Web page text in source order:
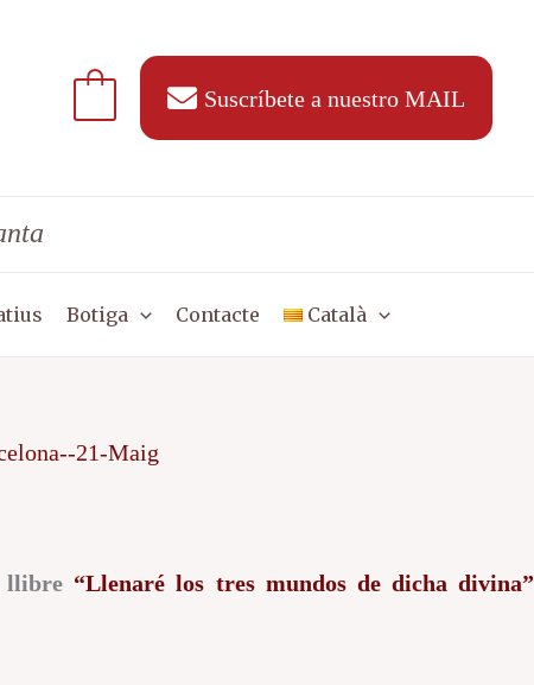
Suscríbete a nuestro MAIL
Botiga Contacte Català
llibre “Llenaré los tres mundos de dicha divina”